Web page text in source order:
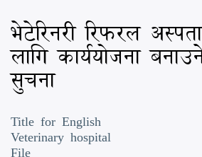
भेटेरिनरी रिफरल
लागि कार्ययोजना
सुचना
Title for English
Veterinary hospital
File